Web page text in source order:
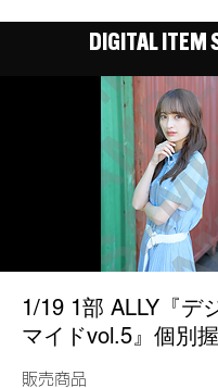
DIGITAL ITEM
1/19 1部 ALLY『デ
マイドvol.5』個別
販売商品